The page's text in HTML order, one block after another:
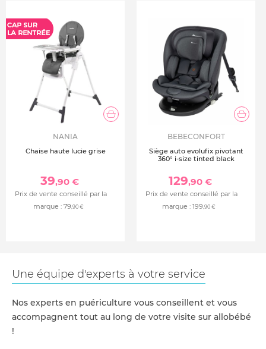
NANIA
Chaise haute lucie grise
39,90 €
Prix de vente conseillé par la
marque : 79,90 €
BEBECONFORT
Siège auto evolufix pivotant
360° i-size tinted black
129,90 €
Prix de vente conseillé par la
marque : 199,90 €
Une équipe d'experts à votre service
Nos experts en puériculture vous conseillent et vous
accompagnent tout au long de votre visite sur allobébé
!